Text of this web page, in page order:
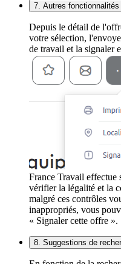
7. Autres fonctionnalités
Depuis le détail de
votre sélection,
de travail et la signaler
France Travail effectue
vérifier la légalité et la
malgré ces contrôles
inappropriés, vous
« Signaler cette offre ».
8. Suggestions de